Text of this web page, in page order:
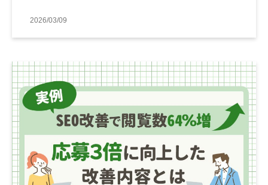
2026/03/09